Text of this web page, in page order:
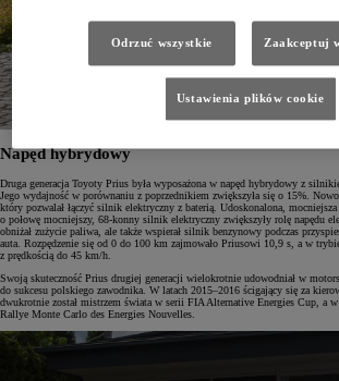
Napęd hybrydowy
Druga generacja Toyoty Prius była wyposażona w napęd hybrydowy z
Jego wydajność w porównaniu z poprzednikiem zwiększyła się o 15%.
który pozwalał łączyć silnik elektryczny z baterią. Udoskonalona,
o połowę mocniejszy, 68-konny silnik elektryczny zwiększyły rolę napędu
obniżał zużycie paliwa, ale także wspierał silnik benzynowy podczas
auta. Rozpędzenie się od 0 do 100 km zajmowało Priusowi 10,9 s, a w
z prędkością do 45 km/h.
Swoją skuteczność Prius drugiej generacji wielokrotnie udowodniał w
do sukcesu polskiego zawodnika. W latach 2015–2016 ścigający się za
dwukrotnie został mistrzem świata w serii FIA Alternative Energies Cup, a
Rallye Monte Carlo des Energies Nouvelles.
Odrzuć wszystkie Zaakceptuj
Ustawienia plików cookie